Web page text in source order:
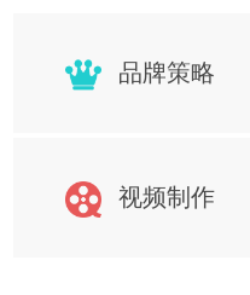
品牌策略
视频制作